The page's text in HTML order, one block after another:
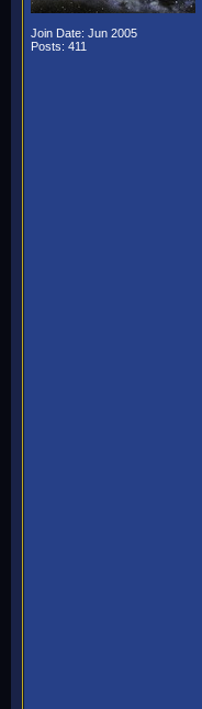
Join Date: Jun 2005
Posts: 411